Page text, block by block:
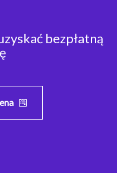
bezpłatną